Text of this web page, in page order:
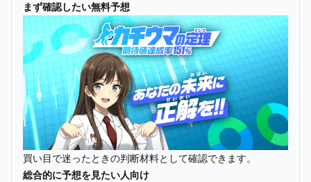
まず確認したい無料予想
買い目で迷ったときの判断材料として確認できます。
総合的に予想を見たい人向け